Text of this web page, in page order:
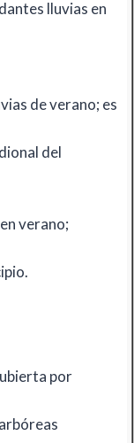
lluvias en
de verano; es
del
verano;
por